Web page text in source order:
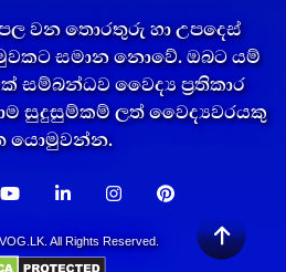
වන තොරතුරු හා උපදෙස්
සමාන නොවේ. ඔබට යම්
සම්බන්ධව වෛද්‍ය ප්‍රතිකාර
සුදුසුම්කම් ලත් වෛද්‍යවරයකු
යොමුවන්න.
All Rights Reserved.